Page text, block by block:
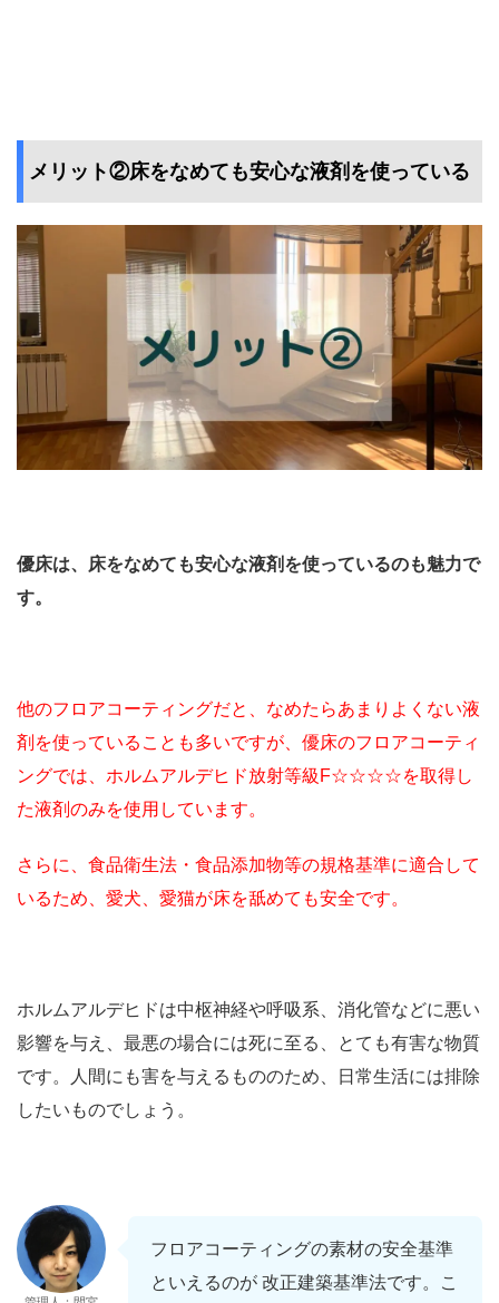
メリット②床をなめても安心な液剤を使っている
優床は、床をなめても安心な液剤を使っているのも魅力で
す。
他のフロアコーティングだと、なめたらあまりよくない液
剤を使っていることも多いですが、優床のフロアコーティ
ングでは、ホルムアルデヒド放射等級F☆☆☆☆を取得し
た液剤のみを使用しています。
さらに、食品衛生法・食品添加物等の規格基準に適合して
いるため、愛犬、愛猫が床を舐めても安全です。
ホルムアルデヒドは中枢神経や呼吸系、消化管などに悪い
影響を与え、最悪の場合には死に至る、とても有害な物質
です。人間にも害を与えるもののため、日常生活には排除
したいものでしょう。
フロアコーティングの素材の安全基準
といえるのが 改正建築基準法です。こ